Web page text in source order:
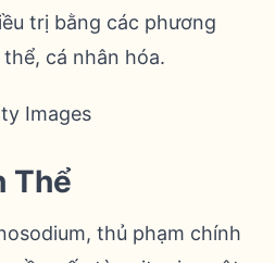
trị bằng các phương
cá nhân hóa.
Images
Thể
thủ phạm chính